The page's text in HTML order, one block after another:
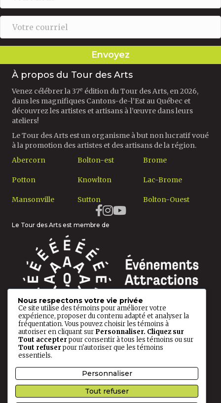
Envoyez
À propos du Tour des Arts
Venez célébrer la 37e édition du Tour des Arts, en 2026,
dans les magnifiques Cantons-de-l’Est au Québec et
découvrez les artistes et artisans à l’œuvre dans leurs
ateliers!
Le Tour des Arts est un organisme à but non lucratif voué
à la promotion des artistes et des artisans de la région.
Abercorn
Potton
Mansonville
Bolton-est
Knowlton
Sutton
Brome
Lac-Brome
Bolton-Ouest
Le Tour des Arts est membre de
Politique de confidentialité
Ce site est protégé par reCAPTCHA, et les
confidentialitéainsi que lesConditions d'utilisationde
Nous respectons votre vie privée
Ce site utilise des témoins pour améliorer votre
expérience, proposer du contenu adapté et analyser la
fréquentation. Vous pouvez choisir les témoins à
autoriser en cliquant sur Personnaliser. Cliquez sur
Tout accepterpour consentir à tous les témoins ou sur
Tout refuserpour n'autoriser que les témoins
essentiels.
Personnaliser
Tout refuser